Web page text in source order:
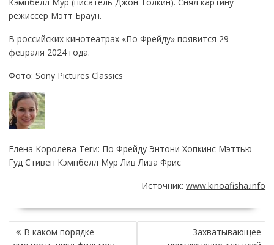
Кэмпбелл Мур (писатель Джон Толкин). Снял картину
режиссер Мэтт Браун.
В российских кинотеатрах «По Фрейду» появится 29
февраля 2024 года.
Фото: Sony Pictures Classics
Елена Королева Теги: По Фрейду Энтони Хопкинс Мэттью
Гуд Стивен Кэмпбелл Мур Лив Лиза Фрис
Источник:www.kinoafisha.info
НАВИГАЦИЯ
ПО В каком порядке
Захватывающее